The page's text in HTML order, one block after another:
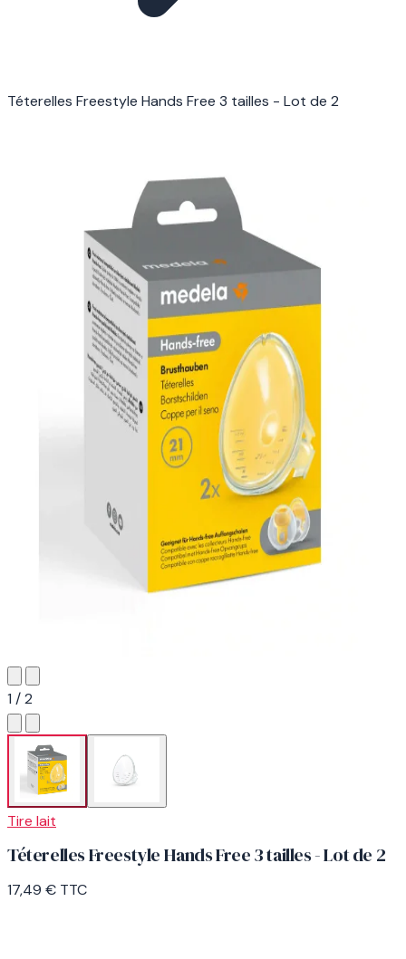
Téterelles Freestyle Hands Free 3 tailles - Lot de 2
1 / 2
Tire lait
Téterelles Freestyle Hands Free 3 tailles - Lot de 2
17,49 € TTC